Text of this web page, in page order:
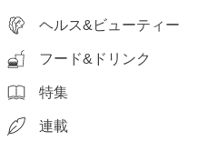
ヘルス&ビューティー
フード&ドリンク
特集
連載